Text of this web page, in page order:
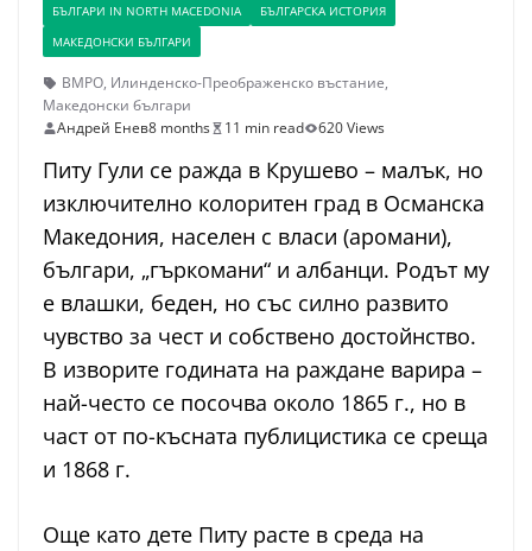
БЪЛГАРИ IN NORTH MACEDONIA
БЪЛГАРСКА ИСТОРИЯ
МАКЕДОНСКИ БЪЛГАРИ
ВМРО, Илинденско-Преображенско въстание,
Македонски българи
Андрей Енев8 months 11 min read 620 Views
Питу Гули се ражда в Крушево – малък, но
изключително колоритен град в Османска
Македония, населен с власи (аромани),
българи, „гъркомани“ и албанци. Родът му
е влашки, беден, но със силно развито
чувство за чест и собствено достойнство.
В изворите годината на раждане варира –
най-често се посочва около 1865 г., но в
част от по-късната публицистика се среща
и 1868 г.
Още като дете Питу расте в среда на